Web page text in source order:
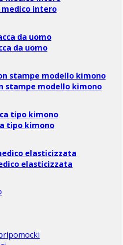
medico intero
da uomo
stampe modello kimono
tipo kimono
elasticizzata